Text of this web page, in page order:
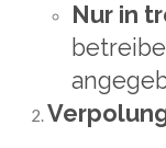
Nur in